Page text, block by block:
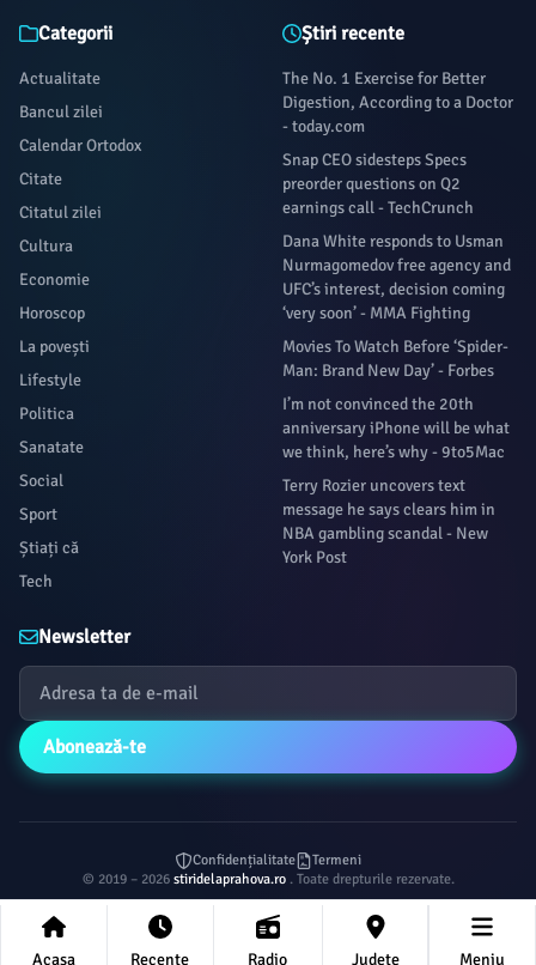
Categorii
Actualitate
Bancul zilei
Calendar Ortodox
Citate
Citatul zilei
Cultura
Economie
Horoscop
La povești
Lifestyle
Politica
Sanatate
Social
Sport
Știați că
Tech
Știri recente
The No. 1 Exercise for Better
Digestion, According to a Doctor
- today.com
Snap CEO sidesteps Specs
preorder questions on Q2
earnings call - TechCrunch
Dana White responds to Usman
Nurmagomedov free agency and
UFC’s interest, decision coming
‘very soon’ - MMA Fighting
Movies To Watch Before ‘Spider-
Man: Brand New Day’ - Forbes
I’m not convinced the 20th
anniversary iPhone will be what
we think, here’s why - 9to5Mac
Terry Rozier uncovers text
message he says clears him in
NBA gambling scandal - New
York Post
Newsletter
Abonează-te
Confidențialitate
Termeni
© 2019 – 2026 stiridelaprahova.ro . Toate drepturile rezervate.
Acasa Recente Radio Județe Meniu